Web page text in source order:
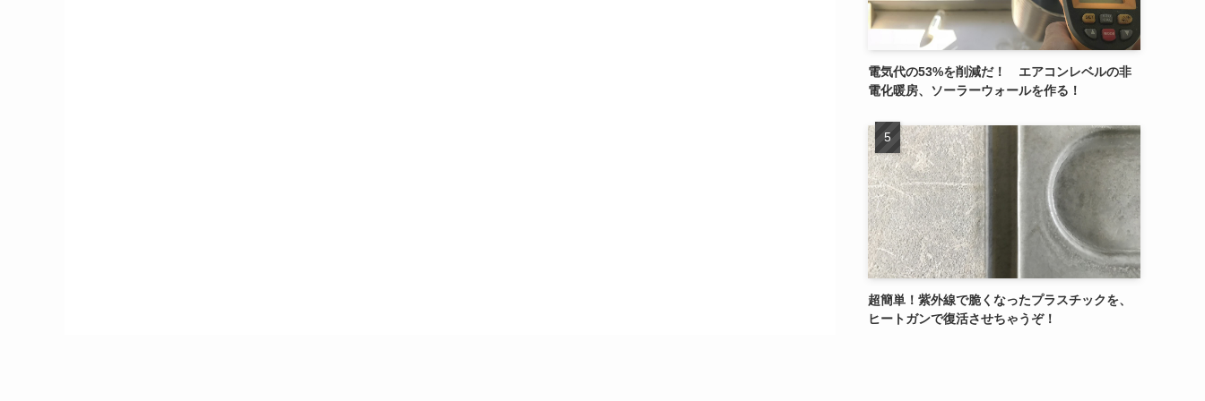
電気代の53%を削減だ！ エアコンレベルの非
電化暖房、ソーラーウォールを作る！
超簡単！紫外線で脆くなったプラスチックを、
ヒートガンで復活させちゃうぞ！